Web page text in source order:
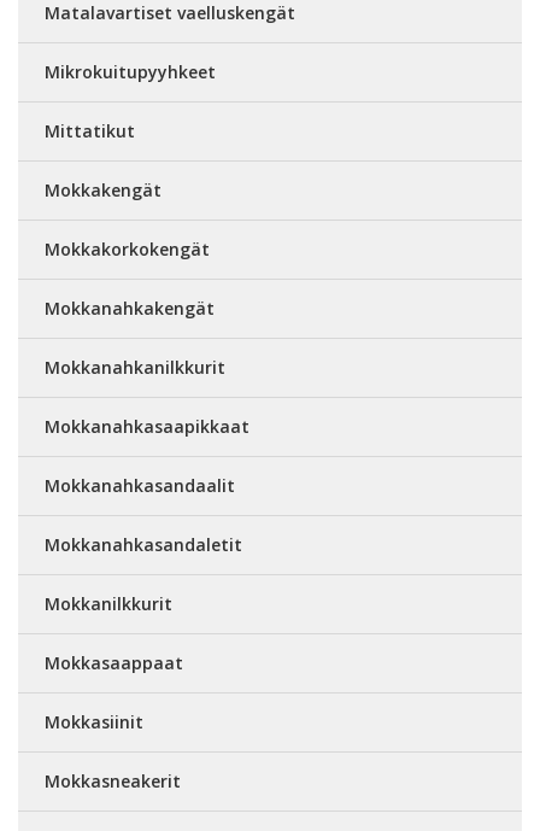
Matalavartiset vaelluskengät
Mikrokuitupyyhkeet
Mittatikut
Mokkakengät
Mokkakorkokengät
Mokkanahkakengät
Mokkanahkanilkkurit
Mokkanahkasaapikkaat
Mokkanahkasandaalit
Mokkanahkasandaletit
Mokkanilkkurit
Mokkasaappaat
Mokkasiinit
Mokkasneakerit